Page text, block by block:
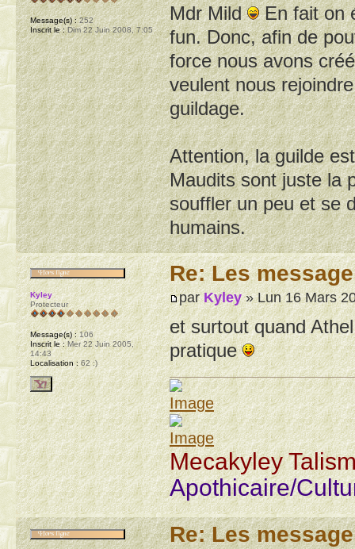
Mdr Mild En fait on
fun. Donc, afin de
force nous avons
veulent nous
guildage.
Attention, la guilde
Maudits sont juste la
souffler un peu et se
humains.
Message(s) :252
Inscrit le :Dim 22 Juin 2008, 7:05
Re: Les
parKyley» Lun 16 Mars
et surtout quand
pratique
Mecakyley
Apothicaire/
Kyley
Protecteur
Message(s) :106
Inscrit le :Mer 22 Juin 2005,
14:43
Localisation :62 :)
Re: Les